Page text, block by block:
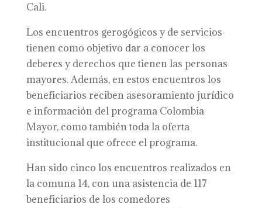
Cali.
Los encuentros gerogógicos y de servicios
tienen como objetivo dar a conocer los
deberes y derechos que tienen las personas
mayores. Además, en estos encuentros los
beneficiarios reciben asesoramiento jurídico
e información del programa Colombia
Mayor, como también toda la oferta
institucional que ofrece el programa.
Han sido cinco los encuentros realizados en
la comuna 14, con una asistencia de 117
beneficiarios de los comedores